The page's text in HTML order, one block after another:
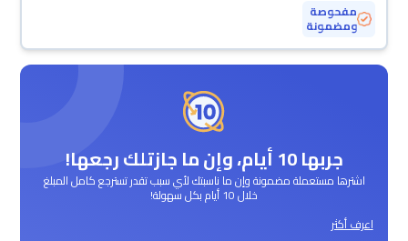
مفحوصة
ومضمونة
جربها 10 أيام، وإن ما جازتلك رجعها!
اشترها مستعملة مضمونة وإن ما ناسبتك لأي سبب تقدر تسترجع كامل المبلغ
خلال 10 أيام بكل سهولة!
اعرف أكثر